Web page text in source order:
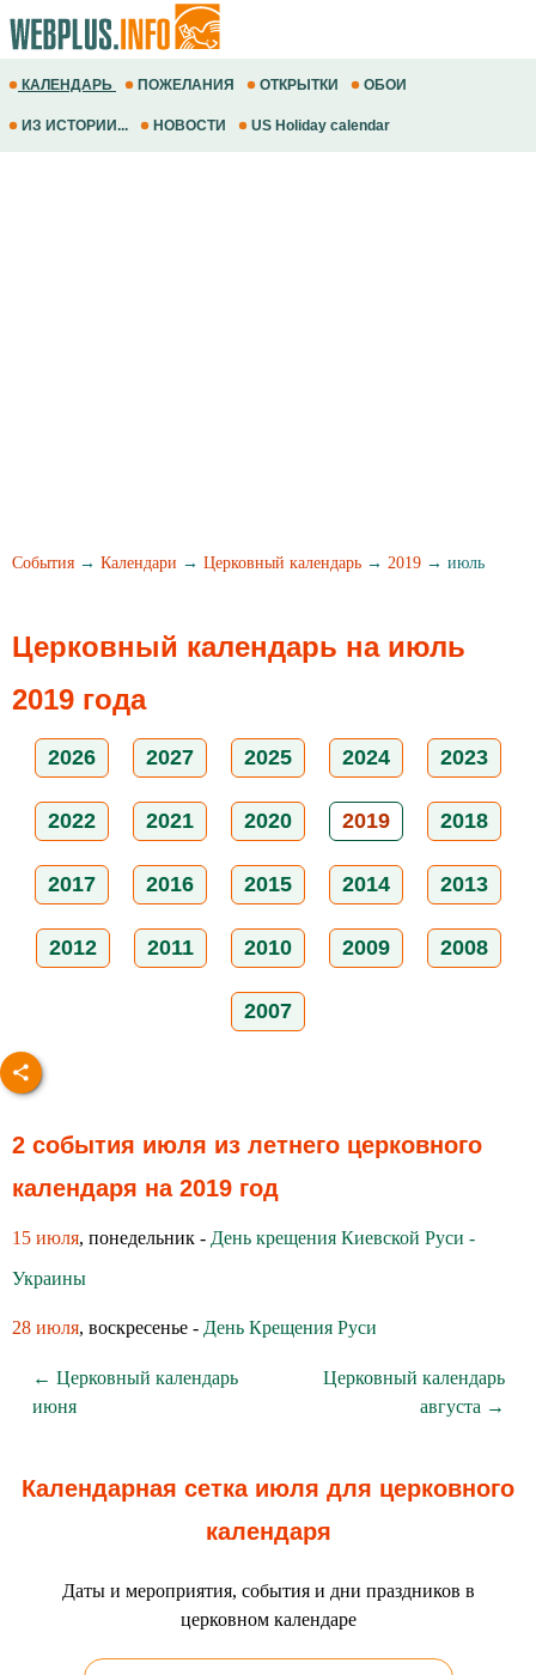
КАЛЕНДАРЬ ПОЖЕЛАНИЯ ОТКРЫТКИ ОБОИ
ИЗ ИСТОРИИ... НОВОСТИ US Holiday calendar
События → Календари → Церковный календарь → 2019 → июль
Церковный календарь на июль
2019 года
2026 2027 2025 2024 2023
2022 2021 2020 2019 2018
2017 2016 2015 2014 2013
2012 2011 2010 2009 2008
2007
2 события июля из летнего церковного
календаря на 2019 год
15 июля, понедельник - День крещения Киевской Руси -
Украины
28 июля, воскресенье - День Крещения Руси
← Церковный календарь
июня
Церковный календарь
августа →
Календарная сетка июля для церковного
календаря
Даты и мероприятия, события и дни праздников в
церковном календаре